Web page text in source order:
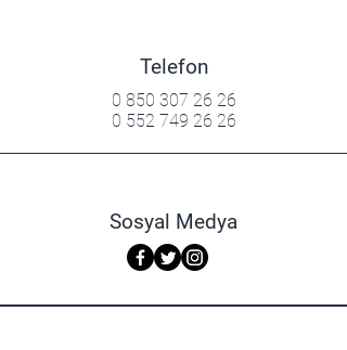
Telefon
0 850 307 26 26
0 552 749 26 26
Sosyal Medya